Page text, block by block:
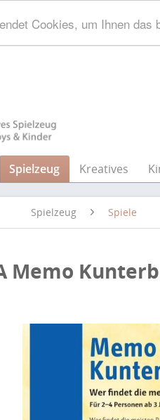
Cookies, um Ihnen das
Spielzeug Kreatives
Spielzeug Spiele
Memo